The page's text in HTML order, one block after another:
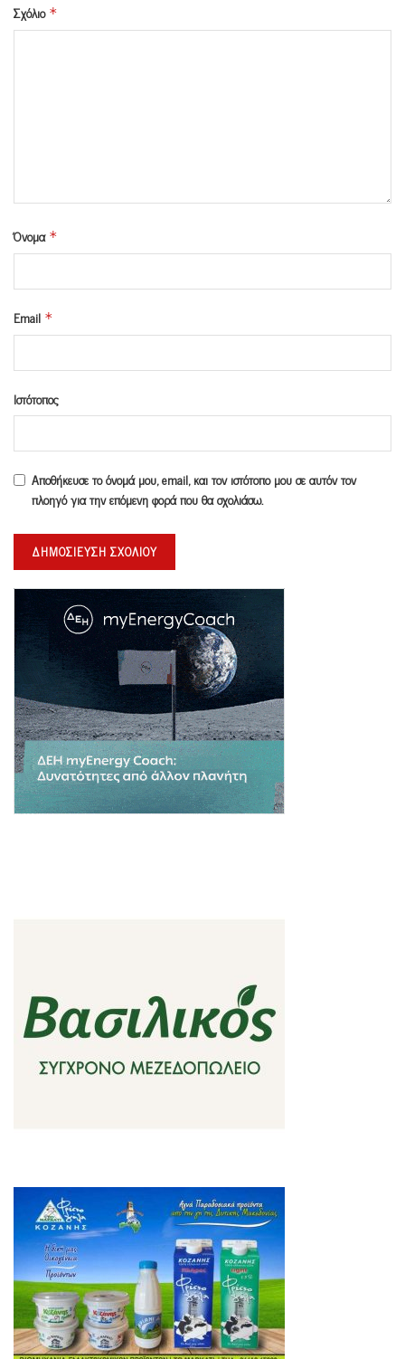
Σχόλιο *
Όνομα *
Email *
Ιστότοπος
Αποθήκευσε το όνομά μου, email, και τον ιστότοπο μου σε αυτόν τον
πλοηγό για την επόμενη φορά που θα σχολιάσω.